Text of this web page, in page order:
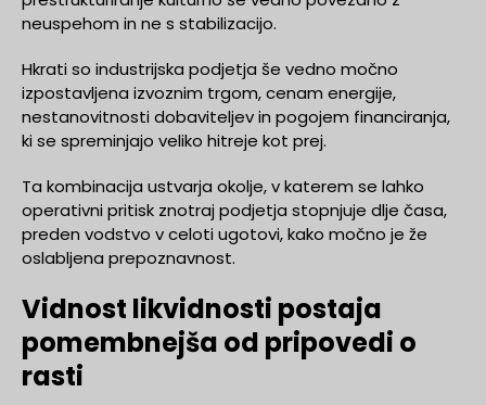
neuspehom in ne s stabilizacijo.
Hkrati so industrijska podjetja še vedno močno
izpostavljena izvoznim trgom, cenam energije,
nestanovitnosti dobaviteljev in pogojem financiranja,
ki se spreminjajo veliko hitreje kot prej.
Ta kombinacija ustvarja okolje, v katerem se lahko
operativni pritisk znotraj podjetja stopnjuje dlje časa,
preden vodstvo v celoti ugotovi, kako močno je že
oslabljena prepoznavnost.
Vidnost likvidnosti postaja
pomembnejša od pripovedi o
rasti